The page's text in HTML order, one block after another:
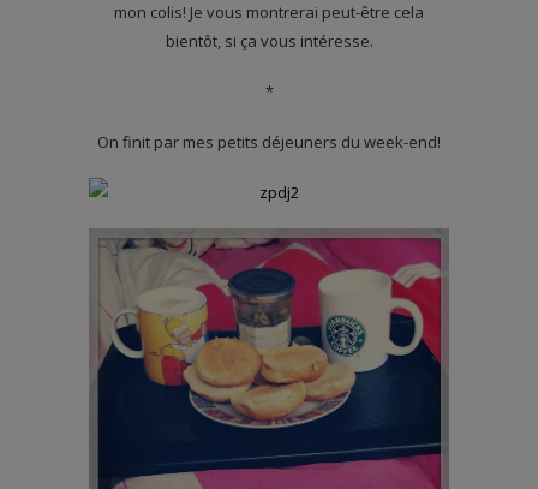
mon colis! Je vous montrerai peut-être cela
bientôt, si ça vous intéresse.
*
On finit par mes petits déjeuners du week-end!